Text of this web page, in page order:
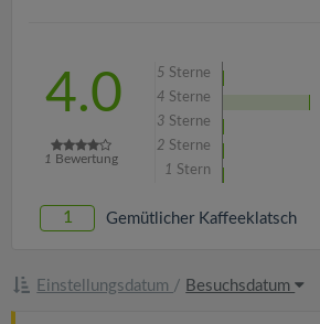
4.0
1 Bewertung
5 Sterne
4 Sterne
3 Sterne
2 Sterne
1 Stern
1 Gemütlicher Kaffeeklatsch
Einstellungsdatum / Besuchsdatum
a